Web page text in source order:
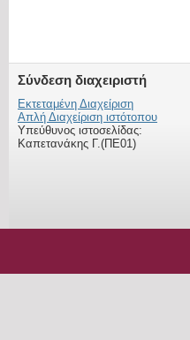
Σύνδεση διαχειριστή
Εκτεταμένη Διαχείριση
Απλή Διαχείριση ιστότοπου
Υπεύθυνος ιστοσελίδας:
Καπετανάκης Γ.(ΠΕ01)